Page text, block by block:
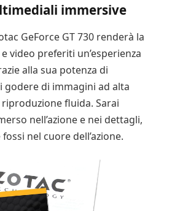
immersive
GeForce GT 730 renderà la
video preferiti un’esperienza
alla sua potenza di
godere di immagini ad alta
fluida. Sarai
nell’azione e nei dettagli,
nel cuore dell’azione.